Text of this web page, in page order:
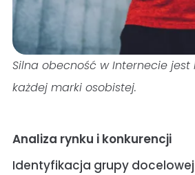
Silna obecność w Internecie jest
każdej marki osobistej.
Analiza rynku i konkurencji
Identyfikacja grupy docelowej